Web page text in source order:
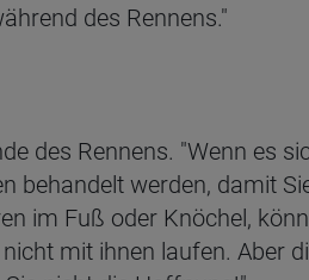
des Rennens."
des Rennens. "Wenn es
behandelt werden, damit
im Fuß oder Knöchel,
mit ihnen laufen. Aber